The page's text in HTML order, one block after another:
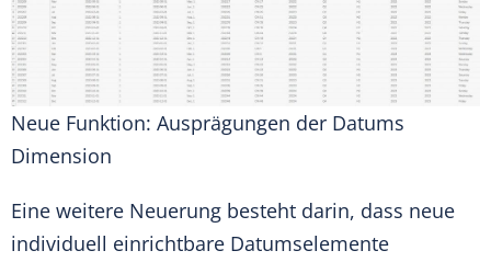
Neue Funktion: Ausprägungen der Datums
Dimension
Eine weitere Neuerung besteht darin, dass neue
individuell einrichtbare Datumselemente